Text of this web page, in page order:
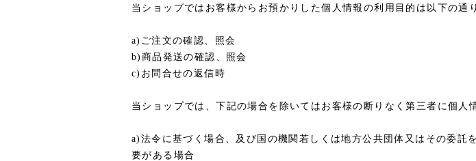
当ショップではお客様からお預かりした個人情報の利用目的は以下の通
a)ご注文の確認、照会
b)商品発送の確認、照会
c)お問合せの返信時
当ショップでは、下記の場合を除いてはお客様の断りなく第三者に個人
a)法令に基づく場合、及び国の機関若しくは地方公共団体又はその委
要がある場合